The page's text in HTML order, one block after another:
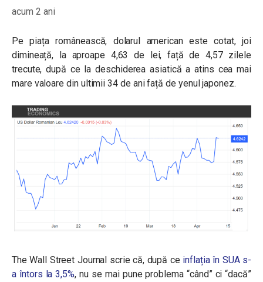
acum 2 ani
Pe piața românească, dolarul american este cotat, joi
dimineață, la aproape 4,63 de lei, față de 4,57 zilele
trecute, după ce la deschiderea asiatică a atins cea mai
mare valoare din ultimii 34 de ani față de yenul japonez.
The Wall Street Journal scrie că, după ce inflația în SUA s-
a întors la 3,5%, nu se mai pune problema “când” ci “dacă”